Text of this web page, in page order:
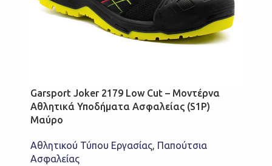
Garsport Joker 2179 Low Cut – Μοντέρνα
Αθλητικά Υποδήματα Ασφαλείας (S1P)
Μαύρο
Αθλητικού Τύπου Εργασίας, Παπούτσια
Ασφαλείας